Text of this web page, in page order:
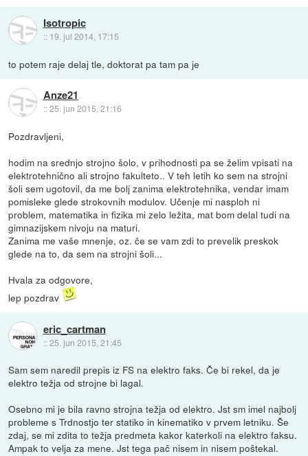
Isotropic
:: 19. jul 2014, 17:15
to potem raje delaj tle, doktorat pa tam pa je
Anze21
::25. jun 2015, 21:16
Pozdravljeni,
hodim na srednjo strojno šolo, v prihodnosti pa se želim vpisati na
elektrotehnično ali strojno fakulteto.. V teh letih ko sem na strojni
šoli sem ugotovil, da me bolj zanima elektrotehnika, vendar imam
pomisleke glede strokovnih modulov. Učenje mi nasploh ni
problem, matematika in fizika mi zelo ležita, mat bom delal tudi na
gimnazijskem nivoju na maturi.
Zanima me vaše mnenje, oz. če se vam zdi to prevelik preskok
glede na to, da sem na strojni šoli...
Hvala za odgovore,
lep pozdrav
eric_cartman
::25. jun 2015, 21:45
Sam sem naredil prepis iz FS na elektro faks. Če bi rekel, da je
elektro težja od strojne bi lagal.
Osebno mi je bila ravno strojna težja od elektro. Jst sm imel najbolj
probleme s Trdnostjo ter statiko in kinematiko v prvem letniku. Še
zdaj, se mi zdita to težja predmeta kakor katerkoli na elektro faksu.
Ampak to velja za mene. Jst tega pač nisem in nisem poštekal.